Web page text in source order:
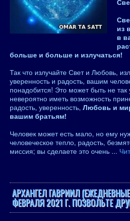
из
в
больше и больше и излучаться!
Так что излучайте Свет и Любовь,
уверенность и радость, вашим
понадобится! Это может быть не
невероятно иметь возможность
радость, уверенность, Любовь и
вашим братьям!
Человек может есть мало, но ему
человеческое тепло, радость,
миссия; вы сделаете это очень ...
АРХАНГЕЛ ГАВРИИЛ
ФЕВРАЛЯ 2021 Г. ПОЗВОЛЬТЕ